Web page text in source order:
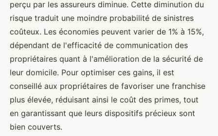
perçu par les assureurs diminue. Cette diminution du
risque traduit une moindre probabilité de sinistres
coûteux. Les économies peuvent varier de 1% à 15%,
dépendant de l'efficacité de communication des
propriétaires quant à l'amélioration de la sécurité de
leur domicile. Pour optimiser ces gains, il est
conseillé aux propriétaires de favoriser une franchise
plus élevée, réduisant ainsi le coût des primes, tout
en garantissant que leurs dispositifs précieux sont
bien couverts.